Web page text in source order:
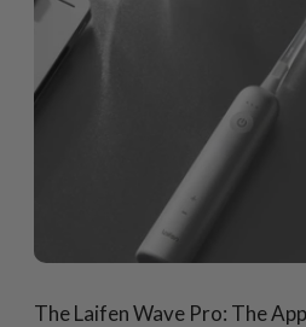
The Laifen Wave Pro: The